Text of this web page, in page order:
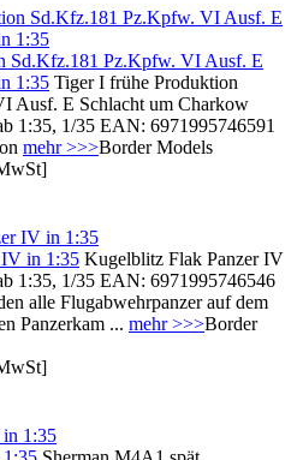
Sd.Kfz.181 Pz.Kpfw. VI Ausf. E
1:35 Tiger I frühe Produktion
Ausf. E Schlacht um Charkow
1:35, 1/35 EAN: 6971995746591
mehr >>>Border Models
in 1:35 Kugelblitz Flak Panzer IV
1:35, 1/35 EAN: 6971995746546
alle Flugabwehrpanzer auf dem
Panzerkam ... mehr >>>Border